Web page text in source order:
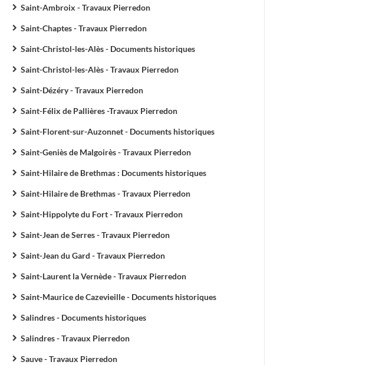
Saint-Ambroix - Travaux Pierredon
Saint-Chaptes - Travaux Pierredon
Saint-Christol-les-Alès - Documents historiques
Saint-Christol-les-Alès - Travaux Pierredon
Saint-Dézéry - Travaux Pierredon
Saint-Félix de Pallières -Travaux Pierredon
Saint-Florent-sur-Auzonnet - Documents historiques
Saint-Geniès de Malgoirès - Travaux Pierredon
Saint-Hilaire de Brethmas : Documents historiques
Saint-Hilaire de Brethmas - Travaux Pierredon
Saint-Hippolyte du Fort - Travaux Pierredon
Saint-Jean de Serres - Travaux Pierredon
Saint-Jean du Gard - Travaux Pierredon
Saint-Laurent la Vernède - Travaux Pierredon
Saint-Maurice de Cazevieille - Documents historiques
Salindres - Documents historiques
Salindres - Travaux Pierredon
Sauve - Travaux Pierredon